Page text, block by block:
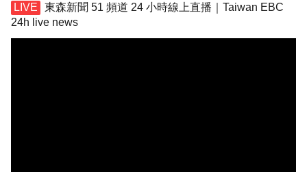
東森新聞 51 頻道 24 小時線上直播｜Taiwan EBC
24h live news